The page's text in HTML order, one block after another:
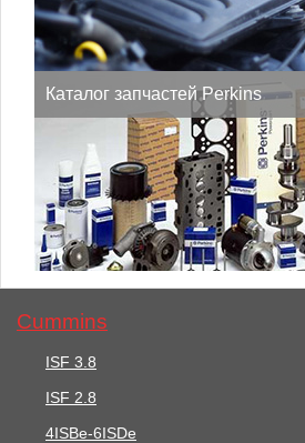
Каталог запчастей Perkins
Cummins
ISF 3.8
ISF 2.8
4ISBe-6ISDe